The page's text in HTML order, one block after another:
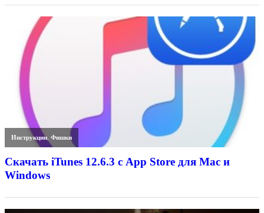
Инструкции,Фишки
Скачать iTunes 12.6.3 с App Store для Mac и
Windows